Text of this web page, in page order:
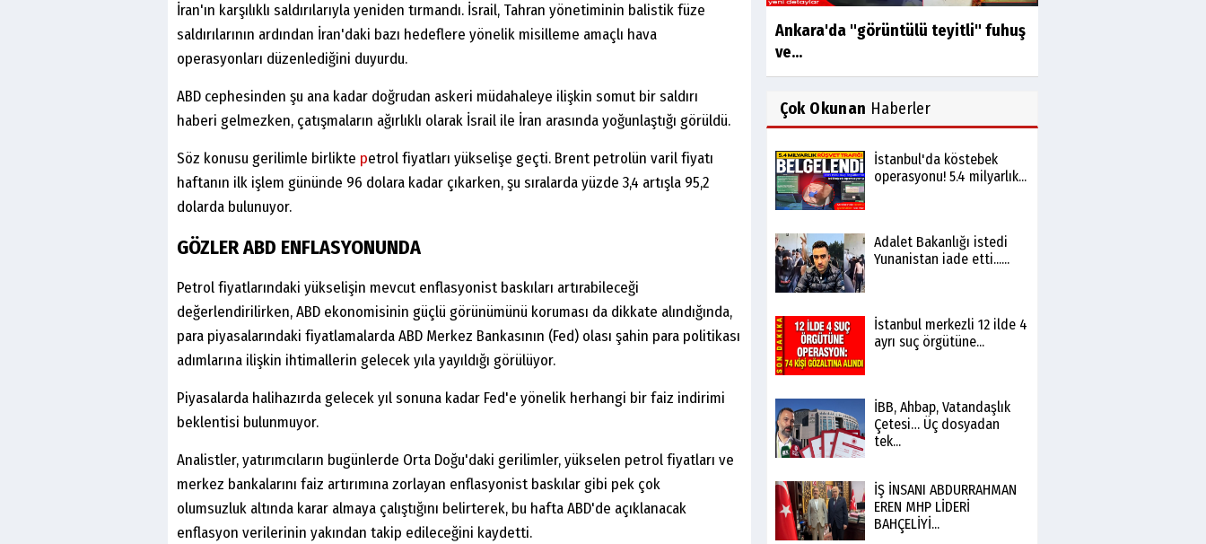
İran'ın karşılıklı saldırılarıyla yeniden tırmandı. İsrail, Tahran yönetiminin balistik füze
saldırılarının ardından İran'daki bazı hedeflere yönelik misilleme amaçlı hava
operasyonları düzenlediğini duyurdu.
ABD cephesinden şu ana kadar doğrudan askeri müdahaleye ilişkin somut bir saldırı
haberi gelmezken, çatışmaların ağırlıklı olarak İsrail ile İran arasında yoğunlaştığı görüldü.
Söz konusu gerilimle birlikte petrol fiyatları yükselişe geçti. Brent petrolün varil fiyatı
haftanın ilk işlem gününde 96 dolara kadar çıkarken, şu sıralarda yüzde 3,4 artışla 95,2
dolarda bulunuyor.
GÖZLER ABD ENFLASYONUNDA
Petrol fiyatlarındaki yükselişin mevcut enflasyonist baskıları artırabileceği
değerlendirilirken, ABD ekonomisinin güçlü görünümünü koruması da dikkate alındığında,
para piyasalarındaki fiyatlamalarda ABD Merkez Bankasının (Fed) olası şahin para politikası
adımlarına ilişkin ihtimallerin gelecek yıla yayıldığı görülüyor.
Piyasalarda halihazırda gelecek yıl sonuna kadar Fed'e yönelik herhangi bir faiz indirimi
beklentisi bulunmuyor.
Analistler, yatırımcıların bugünlerde Orta Doğu'daki gerilimler, yükselen petrol fiyatları ve
merkez bankalarını faiz artırımına zorlayan enflasyonist baskılar gibi pek çok
olumsuzluk altında karar almaya çalıştığını belirterek, bu hafta ABD'de açıklanacak
enflasyon verilerinin yakından takip edileceğini kaydetti.
Ankara'da "görüntülü teyitli" fuhuş
ve...
Çok Okunan Haberler
İstanbul'da köstebek
operasyonu! 5.4 milyarlık...
Adalet Bakanlığı istedi
Yunanistan iade etti......
İstanbul merkezli 12 ilde 4
ayrı suç örgütüne...
İBB, Ahbap, Vatandaşlık
Çetesi… Üç dosyadan
tek...
İŞ İNSANI ABDURRAHMAN
EREN MHP LİDERİ
BAHÇELİYİ...